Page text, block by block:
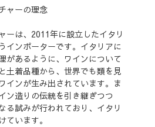
ャーの理念
ーは、2011年に設立したイタリ
インポーターです。イタリアに
があるように、ワインについて
土着品種から、世界でも類を見
インが生み出されています。ま
ン造りの伝統を引き継ぎつつ
る試みが行われており、イタリ
ています。